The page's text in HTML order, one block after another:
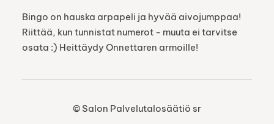
Bingo on hauska arpapeli ja hyvää aivojumppaa!
Riittää, kun tunnistat numerot - muuta ei tarvitse
osata :) Heittäydy Onnettaren armoille!
© Salon Palvelutalosäätiö sr